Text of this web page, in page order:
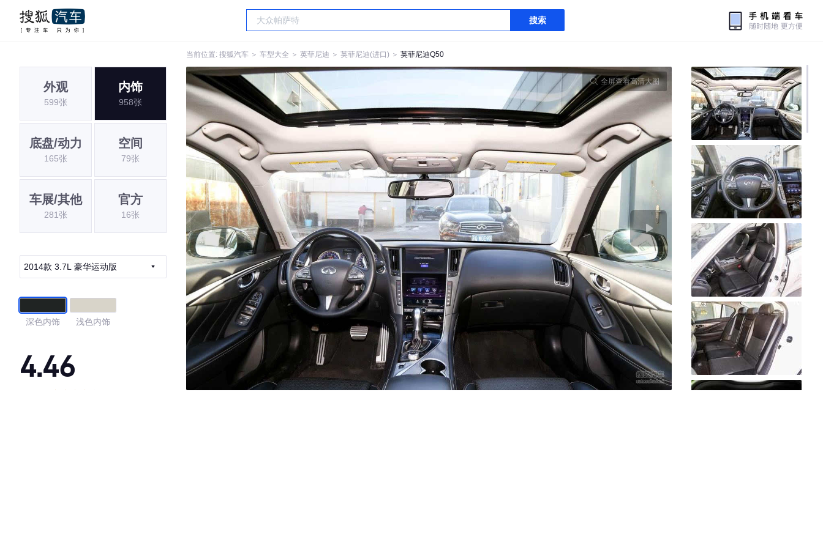
搜索
当前位置: 搜狐汽车 ＞ 车型大全 ＞ 英菲尼迪 ＞ 英菲尼迪(进口) ＞ 英菲尼迪Q50
外观
599张
内饰
958张
底盘/动力
165张
空间
79张
车展/其他
281张
官方
16张
2014款 3.7L 豪华运动版
深色内饰 浅色内饰
4.46
全屏查看高清大图